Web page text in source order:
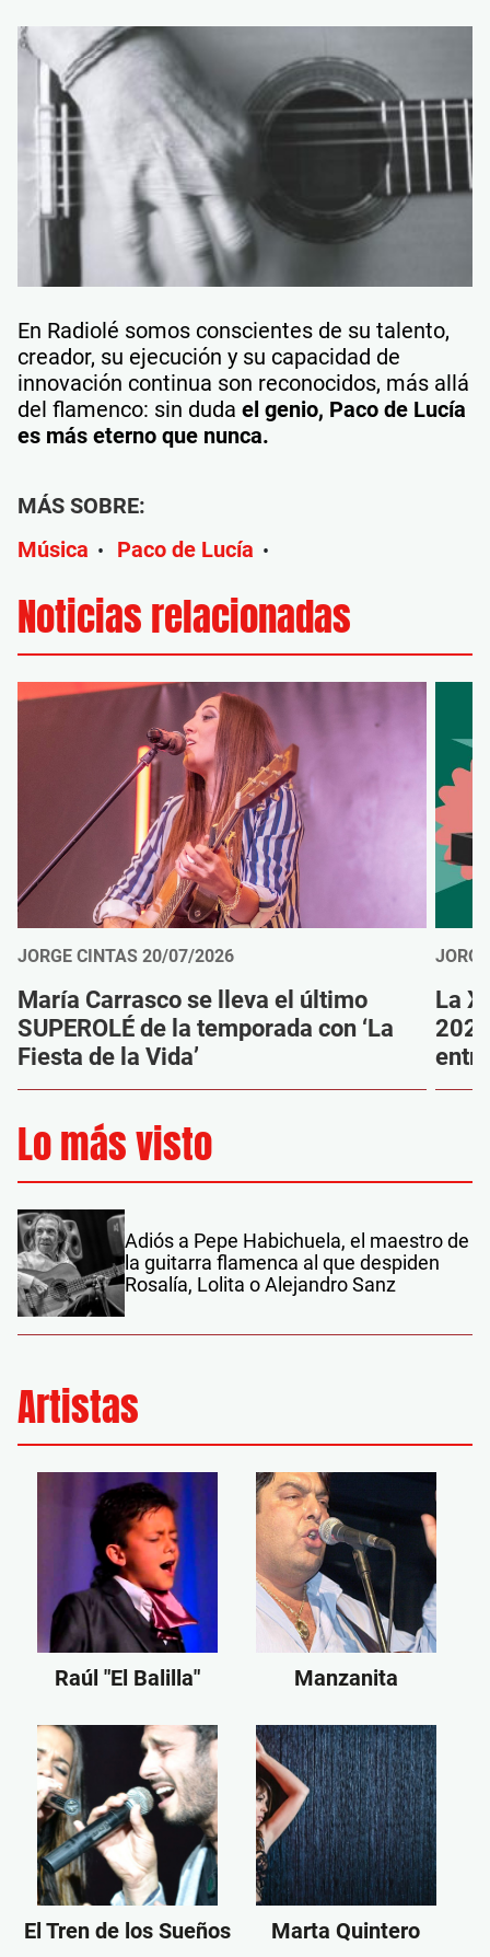
En Radiolé somos conscientes de su talento,
creador, su ejecución y su capacidad de
innovación continua son reconocidos, más allá
del flamenco: sin duda el genio, Paco de Lucía
es más eterno que nunca.
MÁS SOBRE:
Música • Paco de Lucía •
Noticias relacionadas
JORGE CINTAS 20/07/2026
María Carrasco se lleva el último
SUPEROLÉ de la temporada con ‘La
Fiesta de la Vida’
La
Lo más visto
Adiós a Pepe Habichuela, el maestro de
la guitarra flamenca al que despiden
Rosalía, Lolita o Alejandro Sanz
Artistas
Raúl "El Balilla" Manzanita
El Tren de los Sueños Marta Quintero